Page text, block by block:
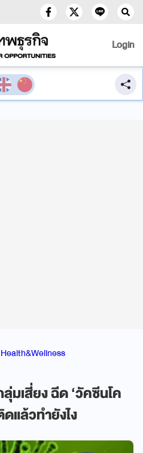
Login
Health&Wellness
มเสี่ยง ฉีด ‘วัคซีนโค
แล้วทำยังไง